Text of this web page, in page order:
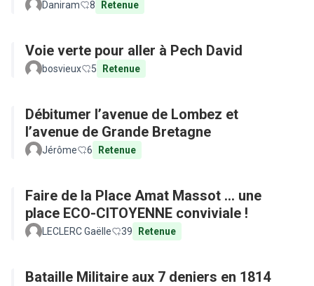
Daniram 8 Retenue
Voie verte pour aller à Pech David
bosvieux 5 Retenue
Débitumer l’avenue de Lombez et
l’avenue de Grande Bretagne
Jérôme 6 Retenue
Faire de la Place Amat Massot ... une
place ECO-CITOYENNE conviviale !
LECLERC Gaëlle 39 Retenue
Bataille Militaire aux 7 deniers en 1814